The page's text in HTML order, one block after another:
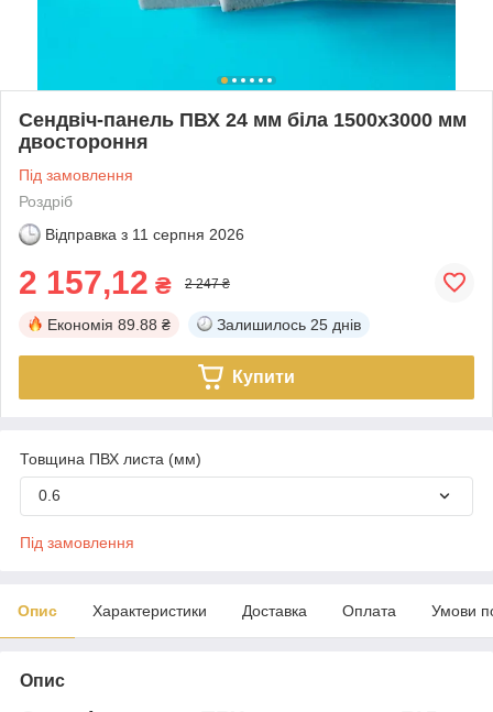
Сендвіч-панель ПВХ 24 мм біла 1500х3000 мм
двостороння
Під замовлення
Роздріб
Відправка з 11 серпня 2026
2 157,12 ₴ 2 247 ₴
Економія 89.88 ₴ Залишилось 25 днів
Купити
Товщина ПВХ листа (мм)
0.6
Під замовлення
Опис Характеристики Доставка Оплата Умови
Опис